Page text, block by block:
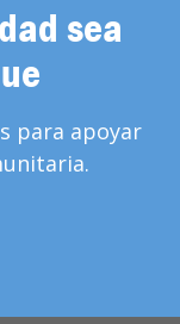
sea
para apoyar